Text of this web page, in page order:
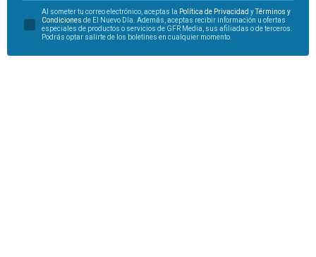
Al someter tu correo electrónico, aceptas la Política de Privacidad yTérminos y
Condiciones de El Nuevo Día. Además, aceptas recibir información u ofertas
especiales de productos o servicios de GFR Media, sus afiliadas o de terceros.
Podrás optar salirte de los boletines en cualquier momento.